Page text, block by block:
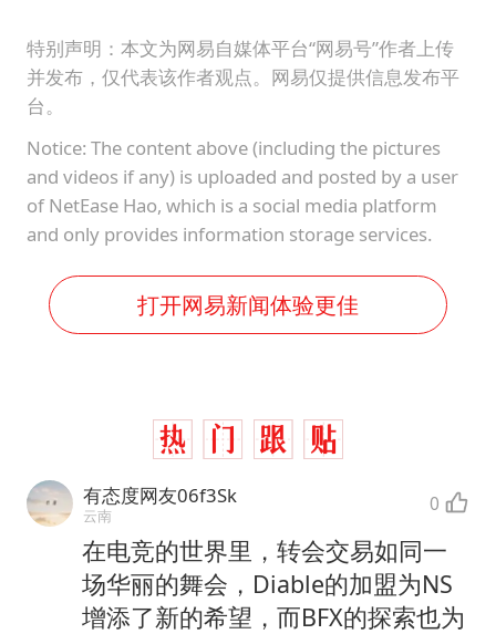
特别声明：本文为网易自媒体平台“网易号”作者上传
并发布，仅代表该作者观点。网易仅提供信息发布平
台。
Notice: The content above (including the pictures
and videos if any) is uploaded and posted by a user
of NetEase Hao, which is a social media platform
and only provides information storage services.
打开网易新闻体验更佳
有态度网友06f3Sk
云南 0
在电竞的世界里，转会交易如同一
场华丽的舞会，Diable的加盟为NS
增添了新的希望，而BFX的探索也为